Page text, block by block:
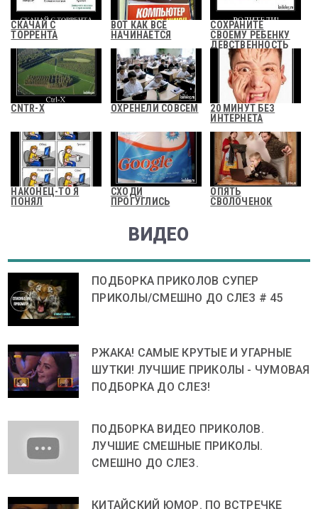
СКАЧАЙ С
ТОРРЕНТА
ВОТ КАК ВСЕ
НАЧИНАЕТСЯ
СОХРАНИТЕ
СВОЕМУ РЕБЕНКУ
ДЕВСТВЕННОСТЬ
CNTR-X ОХРЕНЕЛИ СОВСЕМ
20 МИНУТ БЕЗ
ИНТЕРНЕТА
НАКОНЕЦ-ТО Я
ПОНЯЛ
СХОДИ
ПРОГУГЛИСЬ
ОПЯТЬ
СВОЛОЧЕНОК
ВИДЕО
ПОДБОРКА ПРИКОЛОВ СУПЕР
ПРИКОЛЫ/СМЕШНО ДО СЛЕЗ # 45
РЖАКА! САМЫЕ КРУТЫЕ И УГАРНЫЕ
ШУТКИ! ЛУЧШИЕ ПРИКОЛЫ - ЧУМОВАЯ
ПОДБОРКА ДО СЛЕЗ!
ПОДБОРКА ВИДЕО ПРИКОЛОВ.
ЛУЧШИЕ СМЕШНЫЕ ПРИКОЛЫ.
СМЕШНО ДО СЛЕЗ.
КИТАЙСКИЙ ЮМОР. ПО ВСТРЕЧКЕ